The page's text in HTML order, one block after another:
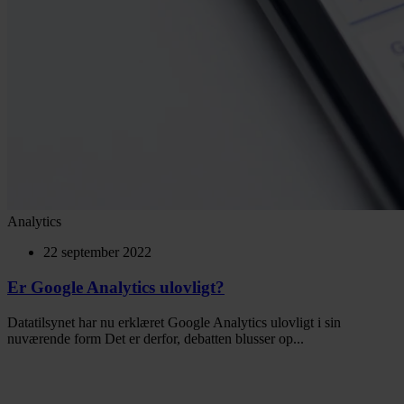
Analytics
22 september 2022
Er Google Analytics ulovligt?
Datatilsynet har nu erklæret Google Analytics ulovligt i sin
nuværende form Det er derfor, debatten blusser op...